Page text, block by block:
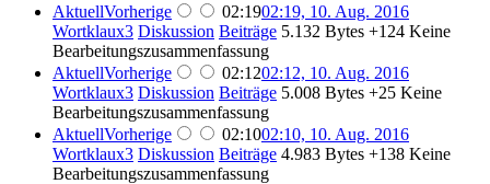
AktuellVorherige 02:1902:19, 10. Aug. 2016
Wortklaux3 Diskussion Beiträge 5.132 Bytes +124 Keine
Bearbeitungszusammenfassung
AktuellVorherige 02:1202:12, 10. Aug. 2016
Wortklaux3 Diskussion Beiträge 5.008 Bytes +25 Keine
Bearbeitungszusammenfassung
AktuellVorherige 02:1002:10, 10. Aug. 2016
Wortklaux3 Diskussion Beiträge 4.983 Bytes +138 Keine
Bearbeitungszusammenfassung